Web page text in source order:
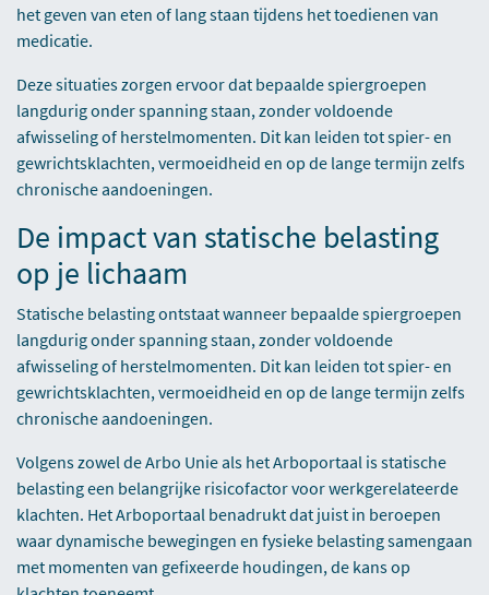
het geven van eten of lang staan tijdens het toedienen van
medicatie.
Deze situaties zorgen ervoor dat bepaalde spiergroepen
langdurig onder spanning staan, zonder voldoende
afwisseling of herstelmomenten. Dit kan leiden tot spier- en
gewrichtsklachten, vermoeidheid en op de lange termijn zelfs
chronische aandoeningen.
De impact van statische belasting
op je lichaam
Statische belasting ontstaat wanneer bepaalde spiergroepen
langdurig onder spanning staan, zonder voldoende
afwisseling of herstelmomenten. Dit kan leiden tot spier- en
gewrichtsklachten, vermoeidheid en op de lange termijn zelfs
chronische aandoeningen.
Volgens zowel de Arbo Unie als het Arboportaal is statische
belasting een belangrijke risicofactor voor werkgerelateerde
klachten. Het Arboportaal benadrukt dat juist in beroepen
waar dynamische bewegingen en fysieke belasting samengaan
met momenten van gefixeerde houdingen, de kans op